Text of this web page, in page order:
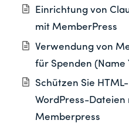
Einrichtung von
mit MemberPress
Verwendung von
für Spenden (Name
Schützen Sie
WordPress-Dateien
Memberpress